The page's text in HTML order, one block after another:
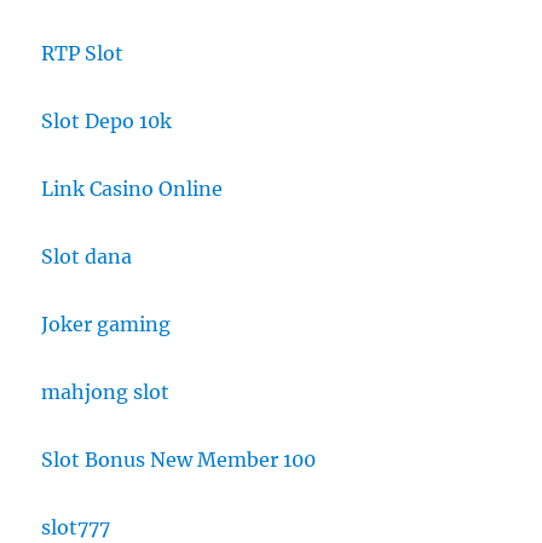
RTP Slot
Slot Depo 10k
Link Casino Online
Slot dana
Joker gaming
mahjong slot
Slot Bonus New Member 100
slot777